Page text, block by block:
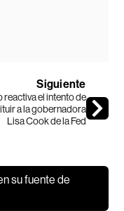
Siguiente
reactiva el intento de
a la gobernadora
Lisa Cook de la Fed
su fuente de